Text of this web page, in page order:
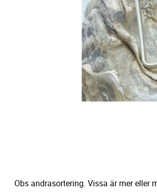
Obs andrasortering. Vissa är mer eller